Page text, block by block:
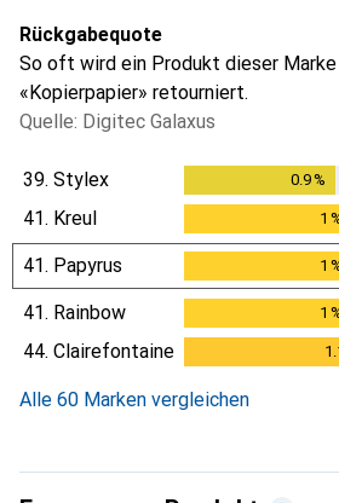
Rückgabequote
So oft wird ein Produkt dieser
«Kopierpapier» retourniert.
Quelle: Digitec Galaxus
39. Stylex 0.9%
41. Kreul 1
41. Papyrus 1
41. Rainbow 1
44. Clairefontaine
Alle 60 Marken vergleichen